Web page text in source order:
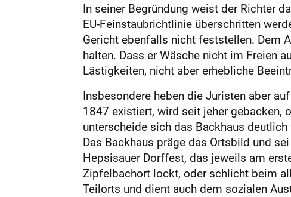
In seiner Begründung weist der Richter
EU-Feinstaubrichtlinie überschritten
Gericht ebenfalls nicht feststellen. Dem
halten. Dass er Wäsche nicht im Freien
Lästigkeiten, nicht aber erhebliche
Insbesondere heben die Juristen aber
1847 existiert, wird seit jeher gebacken,
unterscheide sich das Backhaus
Das Backhaus präge das Ortsbild und
Hepsisauer Dorffest, das jeweils am
Zipfelbachort lockt, oder schlicht beim
Teilorts und dient auch dem sozialen